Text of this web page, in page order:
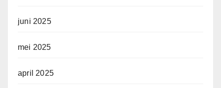
juni 2025
mei 2025
april 2025